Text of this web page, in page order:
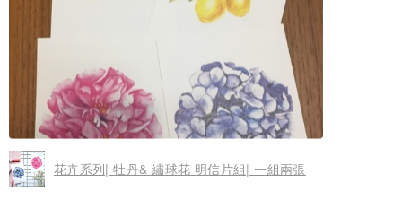
花卉系列| 牡丹& 繡球花 明信片組| 一組兩張